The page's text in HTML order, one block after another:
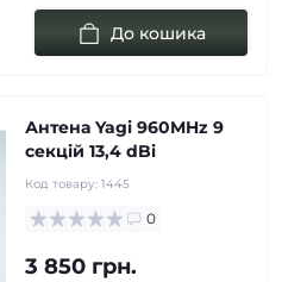
До кошика
Антена Yagi 960MHz 9
cекцій 13,4 dBi
Код товару: 1445
0
3 850 грн.